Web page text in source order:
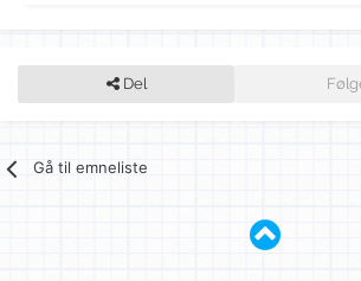
Del
Gå til emneliste